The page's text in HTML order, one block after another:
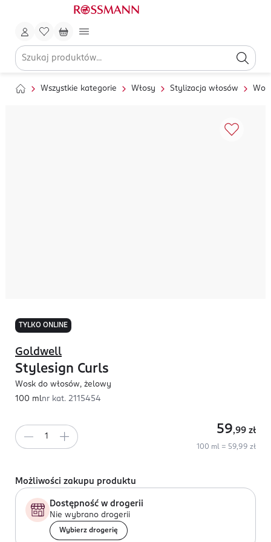
Wszystkie kategorie Włosy Stylizacja włosów
TYLKO ONLINE
Goldwell
Stylesign Curls
Wosk do włosów, żelowy
100 mlnr kat. 2115454
59,99 zł
100 ml = 59,99 zł
Możliwości zakupu produktu
Dostępność w drogerii
Nie wybrano drogerii
Wybierz drogerię